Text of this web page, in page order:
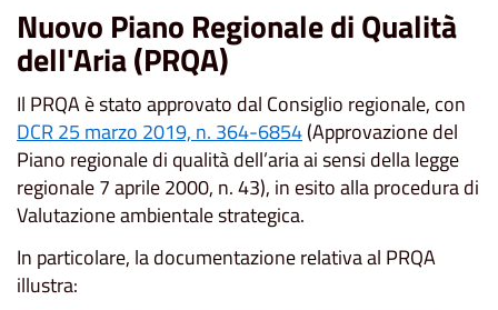
Nuovo Piano Regionale di Qualità
dell'Aria (PRQA)
Il PRQA è stato approvato dal Consiglio regionale, con
DCR 25 marzo 2019, n. 364-6854(Approvazione del
Piano regionale di qualità dell’aria ai sensi della legge
regionale 7 aprile 2000, n. 43), in esito alla procedura di
Valutazione ambientale strategica.
In particolare, la documentazione relativa al PRQA
illustra: